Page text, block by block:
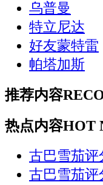
乌普曼
特立尼达
好友蒙特雷
帕塔加斯
推荐内容
热点内容HOT
古巴雪茄评
古巴雪茄评